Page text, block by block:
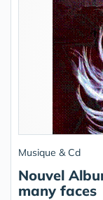
Musique & Cd
Nouvel
many faces